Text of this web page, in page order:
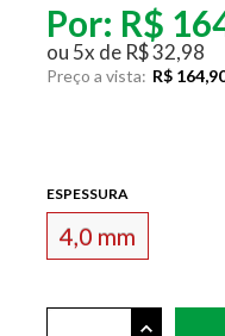
Por: R$
ou 5x de R$ 32,98
Preço a vista: R$
ESPESSURA
4,0 mm